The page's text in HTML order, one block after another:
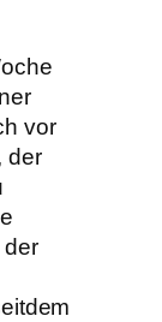
vor
der
der